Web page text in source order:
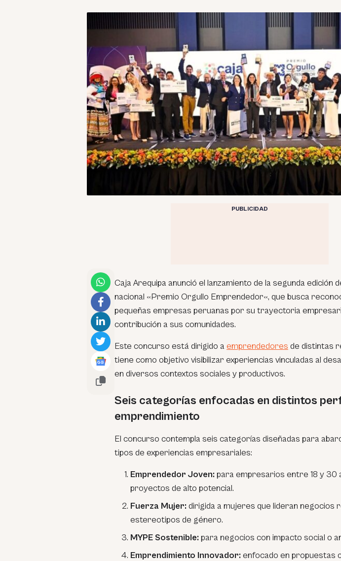
PUBLICIDAD
Caja Arequipa anunció el lanzamiento de la segunda edición
nacional «Premio Orgullo Emprendedor«, que busca
pequeñas empresas peruanas por su trayectoria
contribución a sus comunidades.
Este concurso está dirigido a emprendedores de distintas
tiene como objetivo visibilizar experiencias vinculadas al
en diversos contextos sociales y productivos.
Seis categorías enfocadas en distintos
emprendimiento
El concurso contempla seis categorías diseñadas para
tipos de experiencias empresariales:
Emprendedor Joven: para empresarios entre 18 y 30
proyectos de alto potencial.
Fuerza Mujer: dirigida a mujeres que lideran negocios
estereotipos de género.
MYPE Sostenible: para negocios con impacto social o
Emprendimiento Innovador: enfocado en propuestas